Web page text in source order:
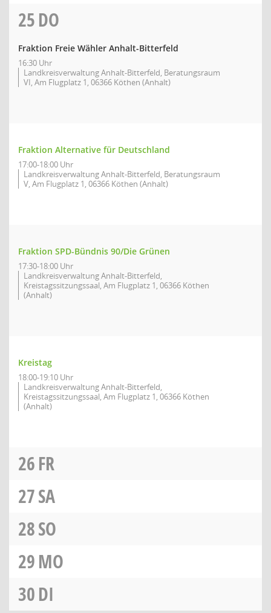
25DO
Fraktion Freie Wähler Anhalt-Bitterfeld
16:30 Uhr
Landkreisverwaltung Anhalt-Bitterfeld, Beratungsraum
VI, Am Flugplatz 1, 06366 Köthen (Anhalt)
Fraktion Alternative für Deutschland
17:00-18:00 Uhr
Landkreisverwaltung Anhalt-Bitterfeld, Beratungsraum
V, Am Flugplatz 1, 06366 Köthen (Anhalt)
Fraktion SPD-Bündnis 90/Die Grünen
17:30-18:00 Uhr
Landkreisverwaltung Anhalt-Bitterfeld,
Kreistagssitzungssaal, Am Flugplatz 1, 06366 Köthen
(Anhalt)
Kreistag
18:00-19:10 Uhr
Landkreisverwaltung Anhalt-Bitterfeld,
Kreistagssitzungssaal, Am Flugplatz 1, 06366 Köthen
(Anhalt)
26FR
27SA
28SO
29MO
30DI